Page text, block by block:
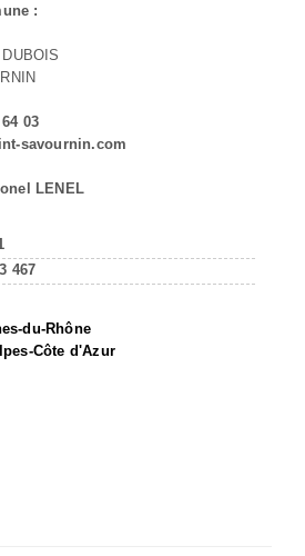
:
03
savournin.com
LENEL
3 467
du-Rhône
Côte d'Azur